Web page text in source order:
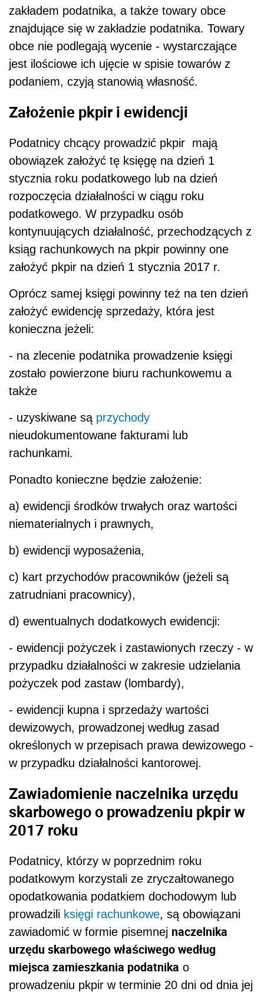
zakładem podatnika, a także towary obce
znajdujące się w zakładzie podatnika. Towary
obce nie podlegają wycenie - wystarczające
jest ilościowe ich ujęcie w spisie towarów z
podaniem, czyją stanowią własność.
Założenie pkpir i ewidencji
Podatnicy chcący prowadzić pkpir mają
obowiązek założyć tę księgę na dzień 1
stycznia roku podatkowego lub na dzień
rozpoczęcia działalności w ciągu roku
podatkowego. W przypadku osób
kontynuujących działalność, przechodzących z
ksiąg rachunkowych na pkpir powinny one
założyć pkpir na dzień 1 stycznia 2017 r.
Oprócz samej księgi powinny też na ten dzień
założyć ewidencję sprzedaży, która jest
konieczna jeżeli:
- na zlecenie podatnika prowadzenie księgi
zostało powierzone biuru rachunkowemu a
także
- uzyskiwane są przychody
nieudokumentowane fakturami lub
rachunkami.
Ponadto konieczne będzie założenie:
a) ewidencji środków trwałych oraz wartości
niematerialnych i prawnych,
b) ewidencji wyposażenia,
c) kart przychodów pracowników (jeżeli są
zatrudniani pracownicy),
d) ewentualnych dodatkowych ewidencji:
- ewidencji pożyczek i zastawionych rzeczy - w
przypadku działalności w zakresie udzielania
pożyczek pod zastaw (lombardy),
- ewidencji kupna i sprzedaży wartości
dewizowych, prowadzonej według zasad
określonych w przepisach prawa dewizowego -
w przypadku działalności kantorowej.
Zawiadomienie naczelnika urzędu
skarbowego o prowadzeniu pkpir w
2017 roku
Podatnicy, którzy w poprzednim roku
podatkowym korzystali ze zryczałtowanego
opodatkowania podatkiem dochodowym lub
prowadzili księgi rachunkowe, są obowiązani
zawiadomić w formie pisemnej naczelnika
urzędu skarbowego właściwego według
miejsca zamieszkania podatnika o
prowadzeniu pkpir w terminie 20 dni od dnia jej